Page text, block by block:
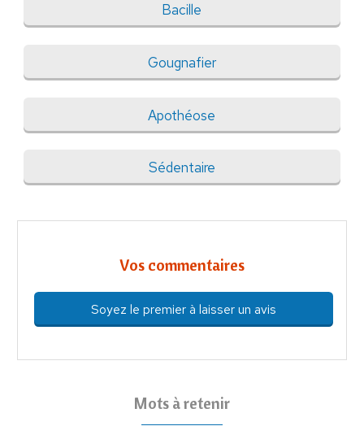
Bacille
Gougnafier
Apothéose
Sédentaire
Vos commentaires
Soyez le premier à laisser un avis
Mots à retenir